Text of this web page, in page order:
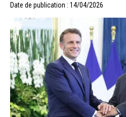
Date de publication : 14/04/2026